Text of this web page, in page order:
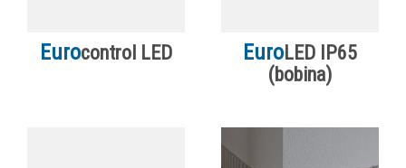
Eurocontrol LED EuroLED IP65
(bobina)